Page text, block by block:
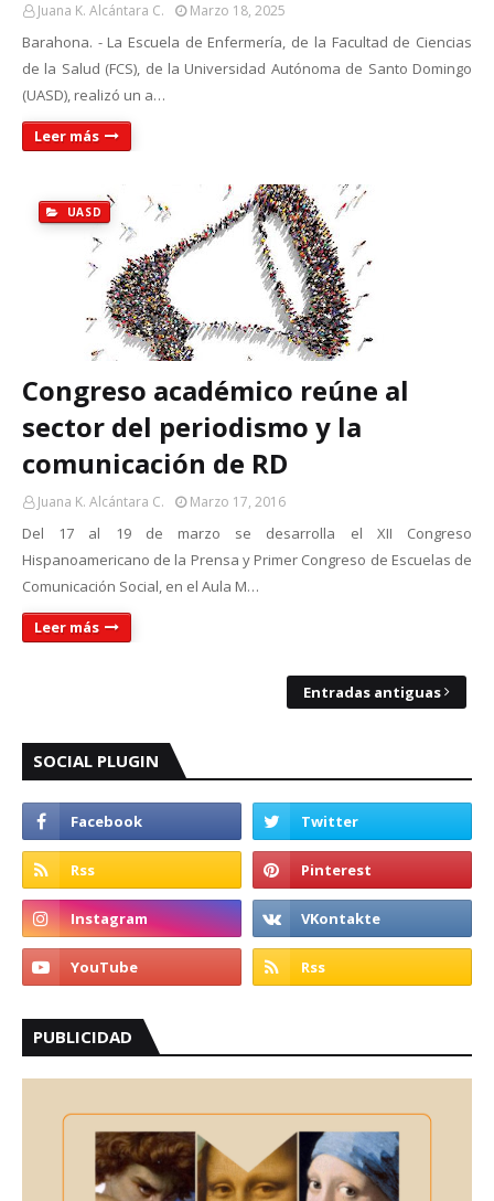
Juana K. Alcántara C. Marzo 18, 2025
Barahona. - La Escuela de Enfermería, de la Facultad de Ciencias
de la Salud (FCS), de la Universidad Autónoma de Santo Domingo
(UASD), realizó un a…
Leer más
UASD
Congreso académico reúne al
sector del periodismo y la
comunicación de RD
Juana K. Alcántara C. Marzo 17, 2016
Del 17 al 19 de marzo se desarrolla el XII Congreso
Hispanoamericano de la Prensa y Primer Congreso de Escuelas de
Comunicación Social, en el Aula M…
Leer más
Entradas antiguas
SOCIAL PLUGIN
PUBLICIDAD